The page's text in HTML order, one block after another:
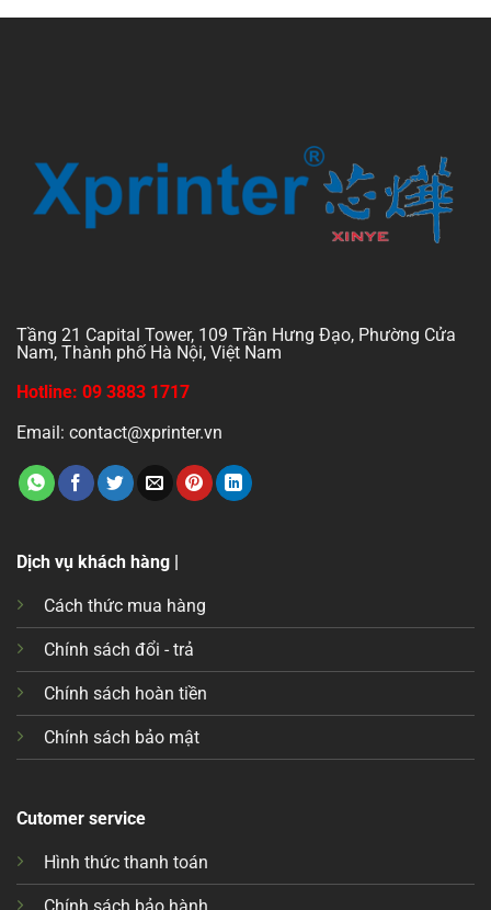
Tầng 21 Capital Tower, 109 Trần Hưng Đạo, Phường Cửa
Nam, Thành phố Hà Nội, Việt Nam
Hotline: 09 3883 1717
Email: contact@xprinter.vn
Dịch vụ khách hàng |
Cách thức mua hàng
Chính sách đổi - trả
Chính sách hoàn tiền
Chính sách bảo mật
Cutomer service
Hình thức thanh toán
Chính sách bảo hành